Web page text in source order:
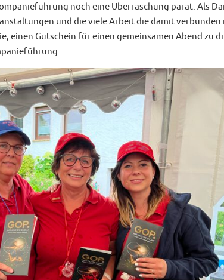
noch eine Überraschung parat. Als
und die viele Arbeit die damit
einen Gutschein für einen gemeinsamen Abend zu